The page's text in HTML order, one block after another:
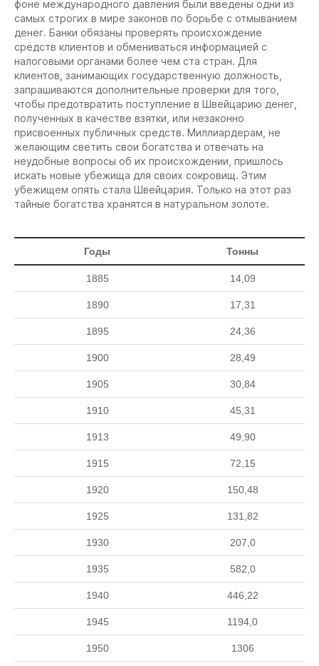
фоне международного давления были введены одни из
самых строгих в мире законов по борьбе с отмыванием
денег. Банки обязаны проверять происхождение
средств клиентов и обмениваться информацией с
налоговыми органами более чем ста стран. Для
клиентов, занимающих государственную должность,
запрашиваются дополнительные проверки для того,
чтобы предотвратить поступление в Швейцарию денег,
полученных в качестве взятки, или незаконно
присвоенных публичных средств. Миллиардерам, не
желающим светить свои богатства и отвечать на
неудобные вопросы об их происхождении, пришлось
искать новые убежища для своих сокровищ. Этим
убежищем опять стала Швейцария. Только на этот раз
тайные богатства хранятся в натуральном золоте.
Годы Тонны
1885 14,09
1890 17,31
1895 24,36
1900 28,49
1905 30,84
1910 45,31
1913 49,90
1915 72,15
1920 150,48
1925 131,82
1930 207,0
1935 582,0
1940 446,22
1945 1194,0
1950 1306